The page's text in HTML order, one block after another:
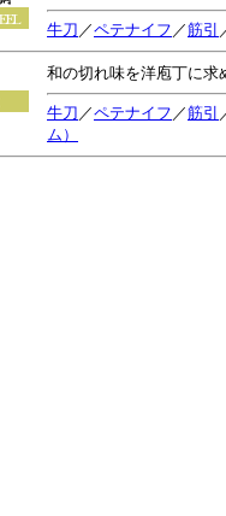
牛刀 ／ペテナイフ ／筋引
和の切れ味を洋庖丁に求
牛刀 ／ペテナイフ ／筋引
ム）